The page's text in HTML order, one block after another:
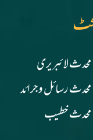
محدث لائبریری
محدث رسائل وجرائد
محدث خطیب